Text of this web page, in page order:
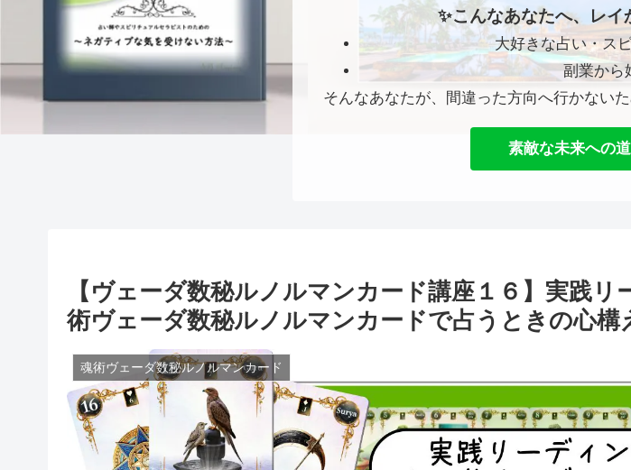
✨こんなあなたへ、レイ
大好きな占い・ス
副業から
そんなあなたが、間違った方向へ行かない
素敵な未来への
【ヴェーダ数秘ルノルマンカード講座１６】実践
術ヴェーダ数秘ルノルマンカードで占うときの心構
魂術ヴェーダ数秘ルノルマンカード